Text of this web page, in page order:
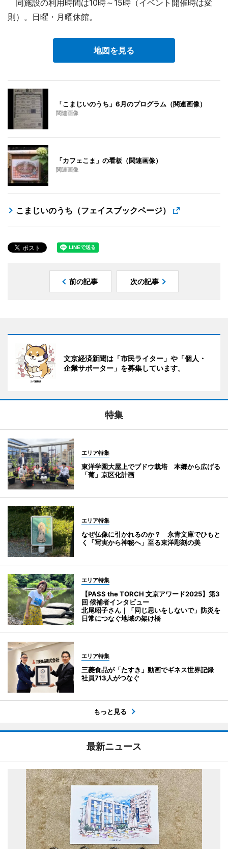
同施設の利用時間は10時～15時（イベント開催時は変
則）。日曜・月曜休館。
地図を見る
「こまじいのうち」6月のプログラム（関連画像）
関連画像
「カフェこま」の看板（関連画像）
関連画像
こまじいのうち（フェイスブックページ）
前の記事 次の記事
文京経済新聞は「市民ライター」や「個人・
企業サポーター」を募集しています。
特集
エリア特集
東洋学園大屋上でブドウ栽培 本郷から広げる
「葡」京区化計画
エリア特集
なぜ仏像に引かれるのか？ 永青文庫でひもと
く「写実から神秘へ」至る東洋彫刻の美
エリア特集
【PASS the TORCH 文京アワード2025】第3
回 候補者インタビュー
北尾昭子さん｜「同じ思いをしないで」防災を
日常につなぐ地域の架け橋
エリア特集
三菱食品が「たすき」動画でギネス世界記録
社員713人がつなぐ
もっと見る
最新ニュース